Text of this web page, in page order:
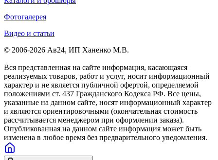
Фотогалерея
Видео и статьи
© 2006-2026 Ав24, ИП Ханенко М.В.
Вся представленная на сайте информация, касающаяся
реализуемых товаров, работ и услуг, носит информационный
характер и не является публичной офертой, определяемой
положениями ст. 437 Гражданского Кодекса РФ. Все цены,
указанные на данном сайте, носят информационный характер
и являются ориентировочными (окончательная стоимость
рассчитывается менеджером при оформлении заказа).
Опубликованная на данном сайте информация может быть
изменена в любое время без предварительного уведомления.